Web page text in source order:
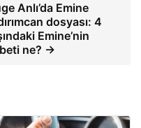
Anlı’da Emine
dosyası: 4
Emine’nin
ne? →